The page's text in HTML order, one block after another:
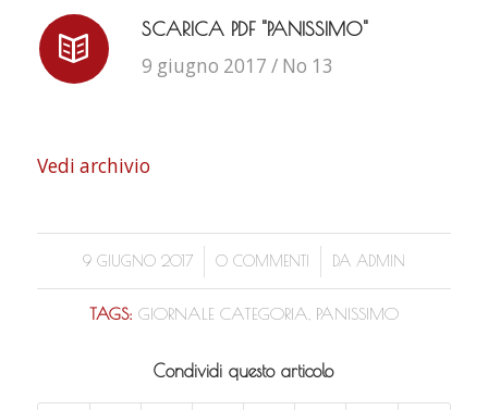
SCARICA PDF "PANISSIMO"
9 giugno 2017 / No 13
Vedi archivio
9 GIUGNO 2017
/ 0 COMMENTI
/ DA ADMIN
TAGS: GIORNALE CATEGORIA PANISSIMO
Condividi questo articolo